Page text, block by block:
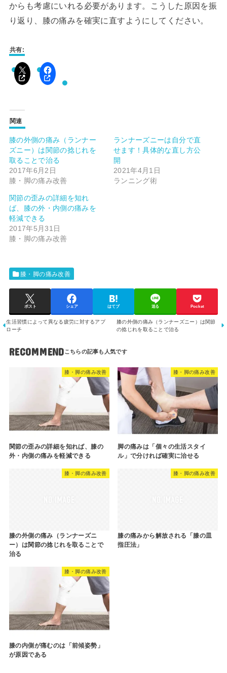
からも考慮にいれる必要があります。こうした原因を振
り返り、膝の痛みを確実に直すようにしてください。
共有:
関連
膝の外側の痛み（ランナー
ズニー）は関節の捻じれを
取ることで治る
2017年6月2日
膝・脚の痛み改善
ランナーズニーは自分で直
せます！具体的な直し方公
開
2021年4月1日
ランニング術
関節の歪みの詳細を知れ
ば、膝の外・内側の痛みを
軽減できる
2017年5月31日
膝・脚の痛み改善
膝・脚の痛み改善
ポスト シェア はてブ 送る Pocket
生活習慣によって異なる疲労に対するアプ
ローチ
膝の外側の痛み（ランナーズニー）は関節
の捻じれを取ることで治る
RECOMMEND
膝・脚の痛み改善
関節の歪みの詳細を知れば、膝の
外・内側の痛みを軽減できる
膝・脚の痛み改善
脚の痛みは「個々の生活スタイ
ル」で分ければ確実に治せる
膝・脚の痛み改善
膝の外側の痛み（ランナーズニ
ー）は関節の捻じれを取ることで
治る
膝・脚の痛み改善
膝の痛みから解放される「膝の皿
指圧法」
膝・脚の痛み改善
膝の内側が痛むのは「前傾姿勢」
が原因である